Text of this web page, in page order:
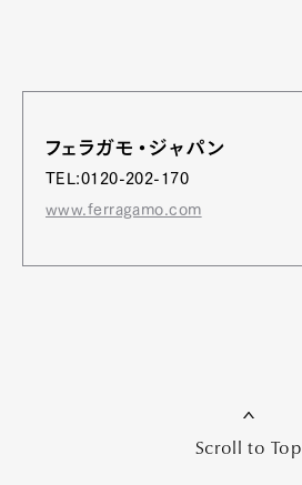
フェラガモ・ジャパン
TEL:0120-202-170
www.ferragamo.com
Scroll to Top